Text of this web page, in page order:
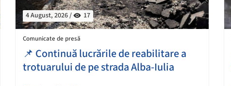
4 August, 2026 / 17
Comunicate de presă
📌 Continuă lucrările de reabilitare a
trotuarului de pe strada Alba-Iulia